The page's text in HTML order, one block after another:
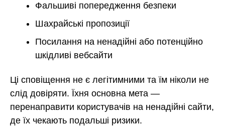
Фальшиві попередження безпеки
Шахрайські пропозиції
Посилання на ненадійні або потенційно
шкідливі вебсайти
Ці сповіщення не є легітимними та їм ніколи не
слід довіряти. Їхня основна мета —
перенаправити користувачів на ненадійні сайти,
де їх чекають подальші ризики.